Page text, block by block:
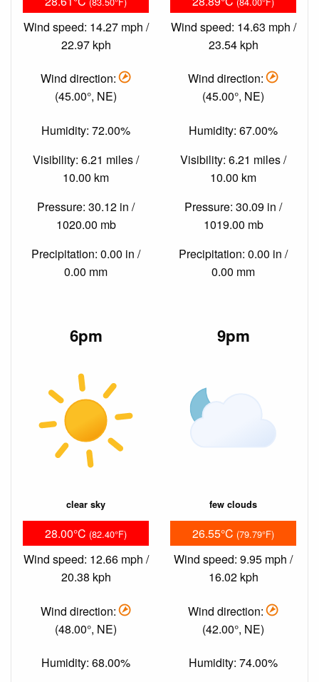
Wind speed: 14.27 mph /
22.97 kph
Wind direction:
(45.00°, NE)
Humidity: 72.00%
Visibility: 6.21 miles /
10.00 km
Pressure: 30.12 in /
1020.00 mb
Precipitation: 0.00 in /
0.00 mm
Wind speed: 14.63 mph /
23.54 kph
Wind direction:
(45.00°, NE)
Humidity: 67.00%
Visibility: 6.21 miles /
10.00 km
Pressure: 30.09 in /
1019.00 mb
Precipitation: 0.00 in /
0.00 mm
6pm
clear sky
28.00°C (82.40°F)
Wind speed: 12.66 mph /
20.38 kph
Wind direction:
(48.00°, NE)
Humidity: 68.00%
9pm
few clouds
26.55°C (79.79°F)
Wind speed: 9.95 mph /
16.02 kph
Wind direction:
(42.00°, NE)
Humidity: 74.00%